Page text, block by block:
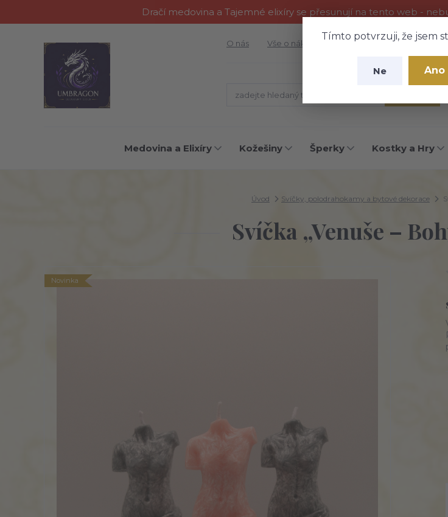
Dračí medovina a Tajemné elixíry se přesunují na tento web -
Tímto potvrzuji, že jsem
Ne Ano
O nás Vše o nákupu Fotogalerie Kontakty
Medovina a Elixíry Kožešiny Šperky Kostky a Hry
Úvod Svíčky, polodrahokamy a bytové dekorace
Svíčka „Venuše –
Novinka